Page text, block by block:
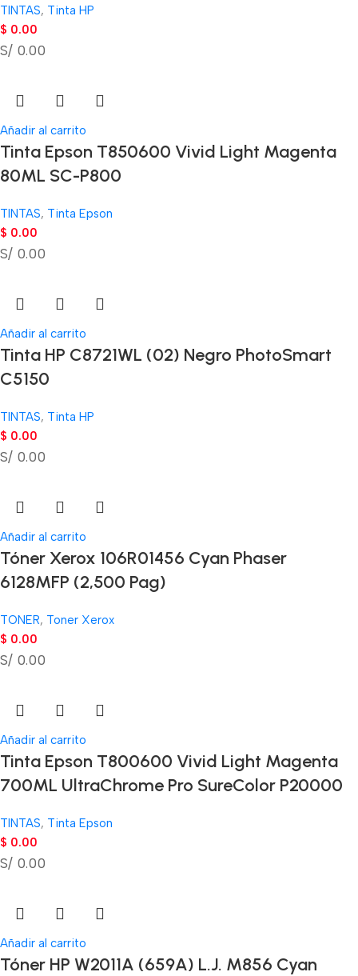
TINTAS, Tinta HP
$ 0.00
S/ 0.00
Añadir al carrito
Tinta Epson T850600 Vivid Light Magenta
80ML SC-P800
TINTAS, Tinta Epson
$ 0.00
S/ 0.00
Añadir al carrito
Tinta HP C8721WL (02) Negro PhotoSmart
C5150
TINTAS, Tinta HP
$ 0.00
S/ 0.00
Añadir al carrito
Tóner Xerox 106R01456 Cyan Phaser
6128MFP (2,500 Pag)
TONER, Toner Xerox
$ 0.00
S/ 0.00
Añadir al carrito
Tinta Epson T800600 Vivid Light Magenta
700ML UltraChrome Pro SureColor P20000
TINTAS, Tinta Epson
$ 0.00
S/ 0.00
Añadir al carrito
Tóner HP W2011A (659A) L.J. M856 Cyan